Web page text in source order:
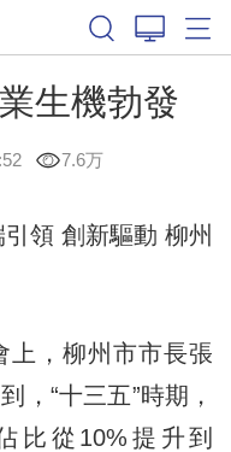
生機勃發
7.6万
領 創新驅動 柳州
，柳州市市長張
，“十三五”時期，
比從10%提升到